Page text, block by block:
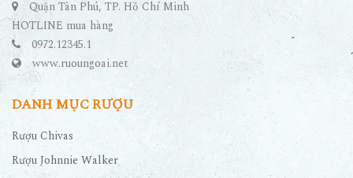
Quận Tân Phú, TP. Hồ Chí Minh
HOTLINE mua hàng
0972.12345.1
www.ruoungoai.net
DANH MỤC RƯỢU
Rượu Chivas
Rượu Johnnie Walker